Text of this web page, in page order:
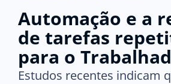
Automação e a
de tarefas
para o
Estudos recentes indicam